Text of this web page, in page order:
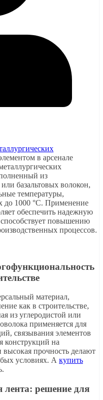
в арсенале
из
базальтовых волокон,
температуры,
до 1000 °C. Применение
обеспечить надежную
повышению
процессов.
материал,
как в строительстве,
из углеродистой или
применяется для
связывания элементов
конструкций на
высокая прочность делают
условиях. А купить
решение для